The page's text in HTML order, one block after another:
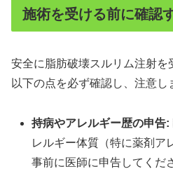
施術を受ける前に確認
安全に脂肪破壊スルリム注射を
以下の点を必ず確認し、注意し
持病やアレルギー歴の申告:
レルギー体質（特に薬剤ア
事前に医師に申告してくだ